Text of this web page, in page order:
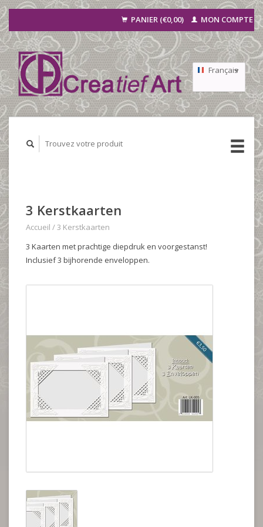
PANIER (€0,00) MON COMPTE
Français
Nederlands
3 Kerstkaarten
Accueil /3 Kerstkaarten
3 Kaarten met prachtige diepdruk en voorgestanst!
Inclusief 3 bijhorende enveloppen.